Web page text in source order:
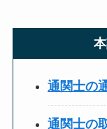
通関士の
通関士の